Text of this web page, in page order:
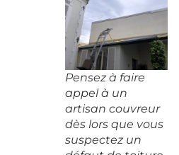
Pensez à faire
appel à un
artisan couvreur
dès lors que vous
suspectez un